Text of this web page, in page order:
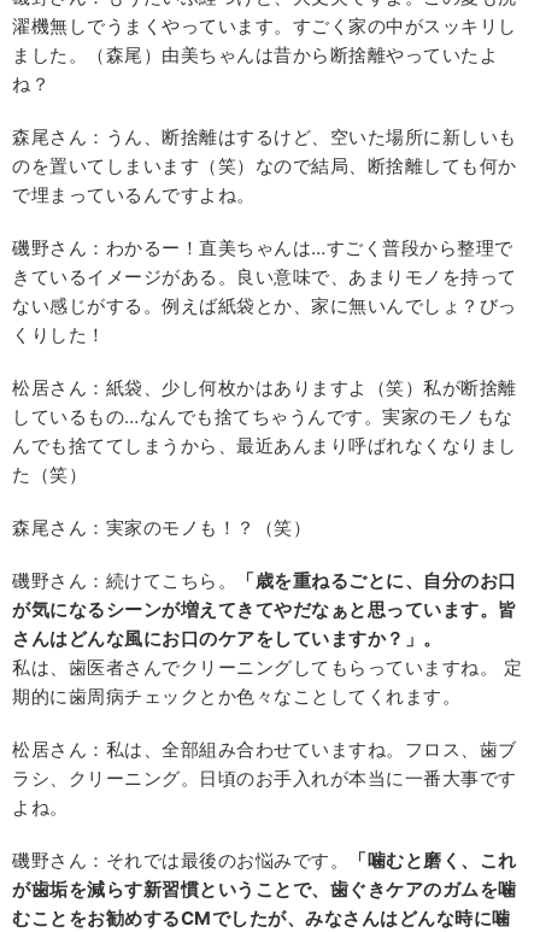
濯機無しでうまくやっています。すごく家の中がスッキリし
ました。（森尾）由美ちゃんは昔から断捨離やっていたよ
ね？
森尾さん：うん、断捨離はするけど、空いた場所に新しいも
のを置いてしまいます（笑）なので結局、断捨離しても何か
で埋まっているんですよね。
磯野さん：わかるー！直美ちゃんは…すごく普段から整理で
きているイメージがある。良い意味で、あまりモノを持って
ない感じがする。例えば紙袋とか、家に無いんでしょ？びっ
くりした！
松居さん：紙袋、少し何枚かはありますよ（笑）私が断捨離
しているもの…なんでも捨てちゃうんです。実家のモノもな
んでも捨ててしまうから、最近あんまり呼ばれなくなりまし
た（笑）
森尾さん：実家のモノも！？（笑）
磯野さん：続けてこちら。
「歳を重ねるごとに、自分のお口
が気になるシーンが増えてきてやだなぁと思っています。皆
さんはどんな風にお口のケアをしていますか？」。
私は、歯医者さんでクリーニングしてもらっていますね。 定
期的に歯周病チェックとか色々なことしてくれます。
松居さん：私は、全部組み合わせていますね。フロス、歯ブ
ラシ、クリーニング。日頃のお手入れが本当に一番大事です
よね。
磯野さん：それでは最後のお悩みです。
「噛むと磨く、これ
が歯垢を減らす新習慣ということで、歯ぐきケアのガムを噛
むことをお勧めするCMでしたが、みなさんはどんな時に噛